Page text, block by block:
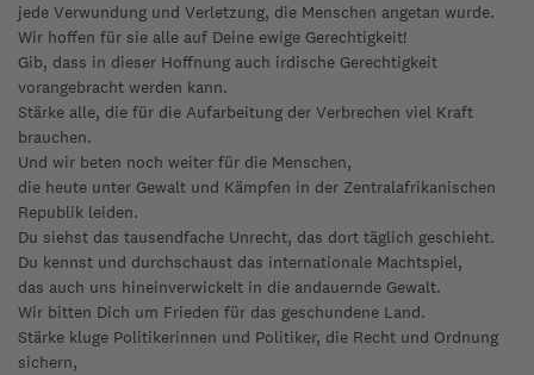
jede Verwundung und Verletzung, die Menschen angetan wurde.
Wir hoffen für sie alle auf Deine ewige Gerechtigkeit!
Gib, dass in dieser Hoffnung auch irdische Gerechtigkeit
vorangebracht werden kann.
Stärke alle, die für die Aufarbeitung der Verbrechen viel Kraft
brauchen.
Und wir beten noch weiter für die Menschen,
die heute unter Gewalt und Kämpfen in der Zentralafrikanischen
Republik leiden.
Du siehst das tausendfache Unrecht, das dort täglich geschieht.
Du kennst und durchschaust das internationale Machtspiel,
das auch uns hineinverwickelt in die andauernde Gewalt.
Wir bitten Dich um Frieden für das geschundene Land.
Stärke kluge Politikerinnen und Politiker, die Recht und Ordnung
sichern,